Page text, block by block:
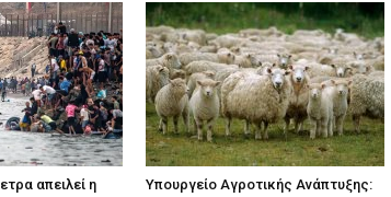
απειλεί η
Υπουργείο Αγροτικής Ανάπτυξης: